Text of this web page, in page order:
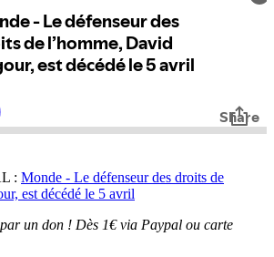
: Monde - Le défenseur des droits de
est décédé le 5 avril
un don ! Dès 1€ via Paypal ou carte